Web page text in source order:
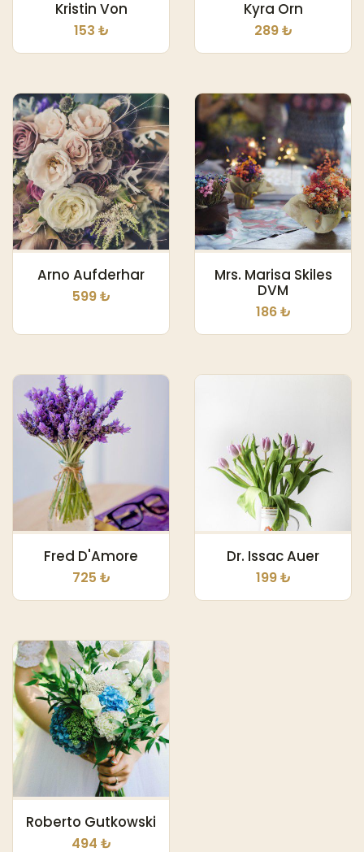
Kristin Von
153 ₺
Kyra Orn
289 ₺
Arno Aufderhar
599 ₺
Mrs. Marisa Skiles
DVM
186 ₺
Fred D'Amore
725 ₺
Dr. Issac Auer
199 ₺
Roberto Gutkowski
494 ₺